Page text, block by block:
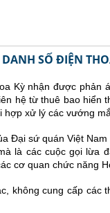
SỐ ĐIỆN
Kỳ nhận được phản
hệ từ thuê bao hiển
hợp xử lý các vướng
Đại sứ quán Việt
là các cuộc gọi lừa
cơ quan chức năng
không cung cấp các